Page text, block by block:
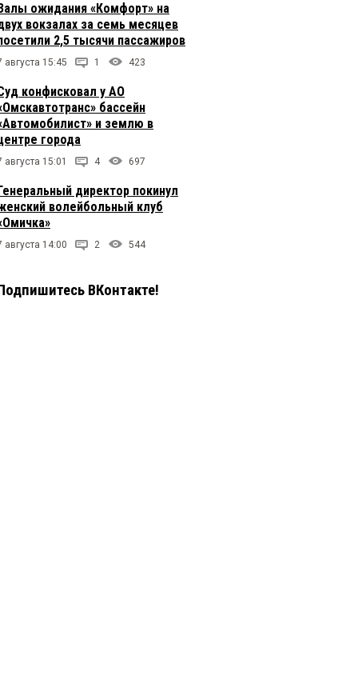
ожидания «Комфорт» на
вокзалах за семь месяцев
2,5 тысячи пассажиров
августа 15:45 1 423
конфисковал у АО
бассейн
и землю в
города
августа 15:01 4 697
директор покинул
волейбольный клуб
августа 14:00 2 544
ВКонтакте!